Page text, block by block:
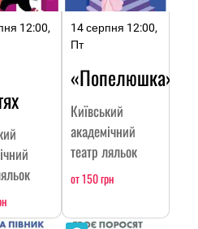
12:00,
14 серпня 12:00,
Пт
«Попелюшка»
Київський
академічний
театр ляльок
от 150 грн